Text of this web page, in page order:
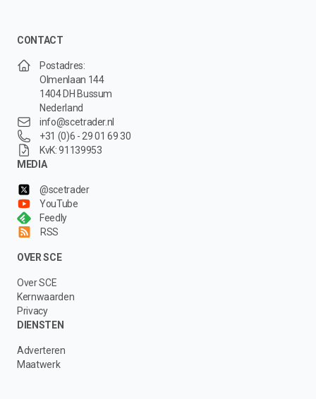
CONTACT
Postadres:
Olmenlaan 144
1404 DH Bussum
Nederland
info@scetrader.nl
+31 (0)6 - 29 01 69 30
KvK: 91139953
MEDIA
@scetrader
YouTube
Feedly
RSS
OVER SCE
Over SCE
Kernwaarden
Privacy
DIENSTEN
Adverteren
Maatwerk